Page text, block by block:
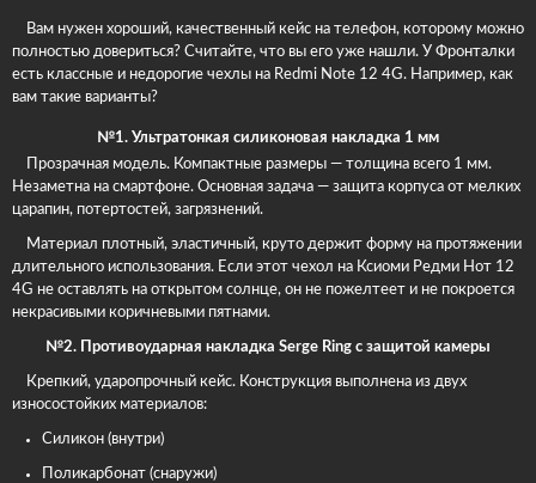
Вам нужен хороший, качественный кейс на телефон, которому можно
полностью довериться? Считайте, что вы его уже нашли. У Фронталки
есть классные и недорогие чехлы на Redmi Note 12 4G. Например, как
вам такие варианты?
№1. Ультратонкая силиконовая накладка 1 мм
Прозрачная модель. Компактные размеры — толщина всего 1 мм.
Незаметна на смартфоне. Основная задача — защита корпуса от мелких
царапин, потертостей, загрязнений.
Материал плотный, эластичный, круто держит форму на протяжении
длительного использования. Если этот чехол на Ксиоми Редми Нот 12
4G не оставлять на открытом солнце, он не пожелтеет и не покроется
некрасивыми коричневыми пятнами.
№2. Противоударная накладка Serge Ring с защитой камеры
Крепкий, ударопрочный кейс. Конструкция выполнена из двух
износостойких материалов:
Силикон (внутри)
Поликарбонат (снаружи)